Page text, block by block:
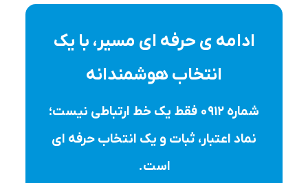
ادامه ی حرفه ای مسیر، با یک
انتخاب هوشمندانه
شماره ۰۹۱۲ فقط یک خط ارتباطی نیست؛
نماد اعتبار، ثبات و یک انتخاب حرفه ای
است.